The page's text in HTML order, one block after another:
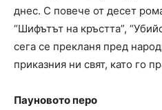
днес. С повече от десет
“Шифътът на кръстта”,
сега се прекланя пред
приказния ни свят, като го
Пауновото перо